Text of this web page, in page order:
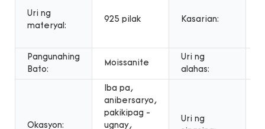
Uri ng
materyal:
925 pilak Kasarian:
Pangunahing
Bato:
Moissanite
Uri ng
alahas:
Okasyon:
Iba pa,
anibersaryo,
pakikipag -
ugnay,
Uri ng